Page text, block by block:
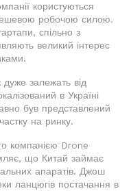
користуються
робочою силою.
спільно з
великий інтерес
залежать від
в Україні
був представлений
на ринку.
компанією Drone
що Китай займає
апаратів. Джош
ланцюгів постачання в